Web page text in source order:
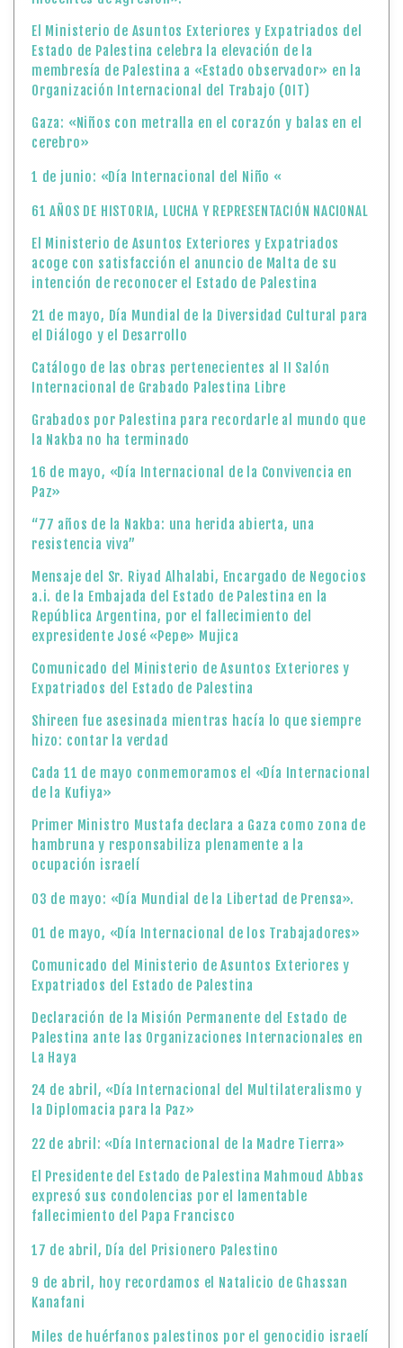
El Ministerio de Asuntos Exteriores y Expatriados del
Estado de Palestina celebra la elevación de la
membresía de Palestina a «Estado observador» en la
Organización Internacional del Trabajo (OIT)
Gaza: «Niños con metralla en el corazón y balas en el
cerebro»
1 de junio: «Día Internacional del Niño «
61 AÑOS DE HISTORIA, LUCHA Y REPRESENTACIÓN NACIONAL
El Ministerio de Asuntos Exteriores y Expatriados
acoge con satisfacción el anuncio de Malta de su
intención de reconocer el Estado de Palestina
21 de mayo, Día Mundial de la Diversidad Cultural para
el Diálogo y el Desarrollo
Catálogo de las obras pertenecientes al II Salón
Internacional de Grabado Palestina Libre
Grabados por Palestina para recordarle al mundo que
la Nakba no ha terminado
16 de mayo, «Día Internacional de la Convivencia en
Paz»
“77 años de la Nakba: una herida abierta, una
resistencia viva”
Mensaje del Sr. Riyad Alhalabi, Encargado de Negocios
a.i. de la Embajada del Estado de Palestina en la
República Argentina, por el fallecimiento del
expresidente José «Pepe» Mujica
Comunicado del Ministerio de Asuntos Exteriores y
Expatriados del Estado de Palestina
Shireen fue asesinada mientras hacía lo que siempre
hizo: contar la verdad
Cada 11 de mayo conmemoramos el «Día Internacional
de la Kufiya»
Primer Ministro Mustafa declara a Gaza como zona de
hambruna y responsabiliza plenamente a la
ocupación israelí
03 de mayo: «Día Mundial de la Libertad de Prensa».
01 de mayo, «Día Internacional de los Trabajadores»
Comunicado del Ministerio de Asuntos Exteriores y
Expatriados del Estado de Palestina
Declaración de la Misión Permanente del Estado de
Palestina ante las Organizaciones Internacionales en
La Haya
24 de abril, «Día Internacional del Multilateralismo y
la Diplomacia para la Paz»
22 de abril: «Día Internacional de la Madre Tierra»
El Presidente del Estado de Palestina Mahmoud Abbas
expresó sus condolencias por el lamentable
fallecimiento del Papa Francisco
17 de abril, Día del Prisionero Palestino
9 de abril, hoy recordamos el Natalicio de Ghassan
Kanafani
Miles de huérfanos palestinos por el genocidio israelí